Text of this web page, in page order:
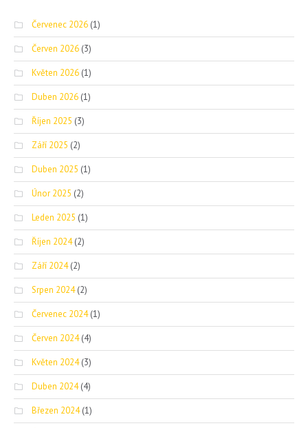
Červenec 2026 (1)
Červen 2026 (3)
Květen 2026 (1)
Duben 2026 (1)
Říjen 2025 (3)
Září 2025 (2)
Duben 2025 (1)
Únor 2025 (2)
Leden 2025 (1)
Říjen 2024(2)
Září 2024(2)
Srpen 2024(2)
Červenec 2024(1)
Červen 2024(4)
Květen 2024(3)
Duben 2024(4)
Březen 2024(1)